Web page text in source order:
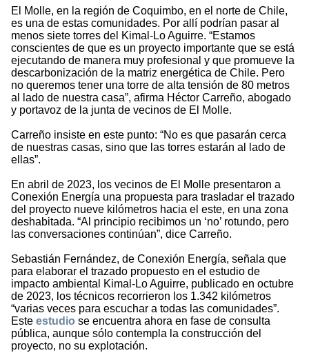
El Molle, en la región de Coquimbo, en el norte de Chile,
es una de estas comunidades. Por allí podrían pasar al
menos siete torres del Kimal-Lo Aguirre. “Estamos
conscientes de que es un proyecto importante que se está
ejecutando de manera muy profesional y que promueve la
descarbonización de la matriz energética de Chile. Pero
no queremos tener una torre de alta tensión de 80 metros
al lado de nuestra casa”, afirma Héctor Carreño, abogado
y portavoz de la junta de vecinos de El Molle.
Carreño insiste en este punto: “No es que pasarán cerca
de nuestras casas, sino que las torres estarán al lado de
ellas”.
En abril de 2023, los vecinos de El Molle presentaron a
Conexión Energía una propuesta para trasladar el trazado
del proyecto nueve kilómetros hacia el este, en una zona
deshabitada. “Al principio recibimos un ‘no’ rotundo, pero
las conversaciones continúan”, dice Carreño.
Sebastián Fernández, de Conexión Energía, señala que
para elaborar el trazado propuesto en el estudio de
impacto ambiental Kimal-Lo Aguirre, publicado en octubre
de 2023, los técnicos recorrieron los 1.342 kilómetros
“varias veces para escuchar a todas las comunidades”.
Este estudio se encuentra ahora en fase de consulta
pública, aunque sólo contempla la construcción del
proyecto, no su explotación.